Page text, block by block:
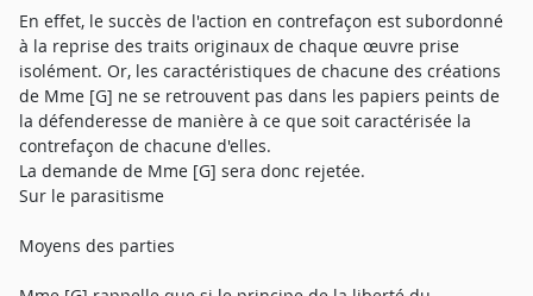
En effet, le succès de l'action en contrefaçon est subordonné
à la reprise des traits originaux de chaque œuvre prise
isolément. Or, les caractéristiques de chacune des créations
de Mme [G] ne se retrouvent pas dans les papiers peints de
la défenderesse de manière à ce que soit caractérisée la
contrefaçon de chacune d'elles.
La demande de Mme [G] sera donc rejetée.
Sur le parasitisme
Moyens des parties